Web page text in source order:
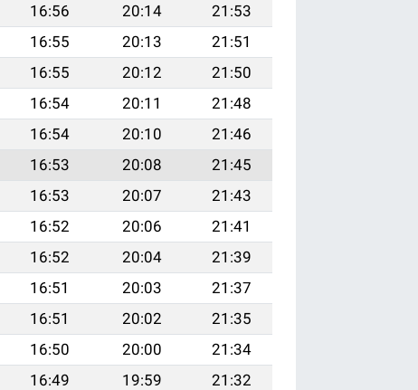
16:56 20:14
21:53
16:55 20:13
21:51
16:55 20:12
21:50
16:54 20:11
21:48
16:54 20:10
21:46
16:53 20:08
21:45
16:53 20:07
21:43
16:52 20:06
21:41
16:52 20:04
21:39
16:51 20:03
21:37
16:51 20:02
21:35
16:50 20:00
21:34
16:49 19:59
21:32